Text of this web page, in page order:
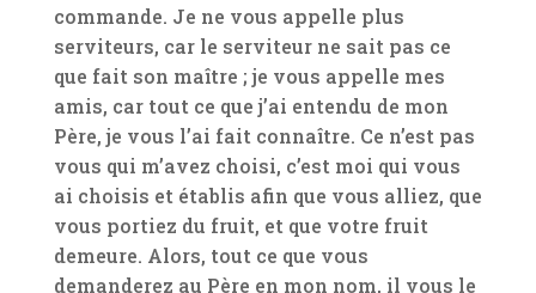
commande. Je ne vous appelle plus
serviteurs, car le serviteur ne sait pas ce
que fait son maître ; je vous appelle mes
amis, car tout ce que j’ai entendu de mon
Père, je vous l’ai fait connaître. Ce n’est pas
vous qui m’avez choisi, c’est moi qui vous
ai choisis et établis afin que vous alliez, que
vous portiez du fruit, et que votre fruit
demeure. Alors, tout ce que vous
demanderez au Père en mon nom, il vous le